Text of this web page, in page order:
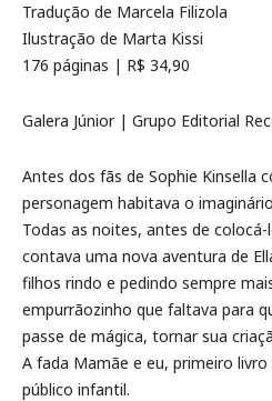
Tradução de Marcela Filizola
Ilustração de Marta Kissi
176 páginas | R$ 34,90
Galera Júnior | Grupo Editorial
Antes dos fãs de Sophie Kinsella
personagem habitava o
Todas as noites, antes de
contava uma nova aventura de
filhos rindo e pedindo sempre
empurrãozinho que faltava para
passe de mágica, tornar sua
A fada Mamãe e eu, primeiro livro
público infantil.